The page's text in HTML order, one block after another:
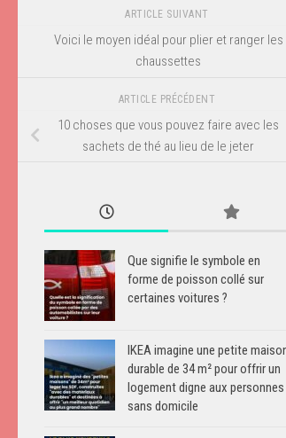
ARTICLE SUIVANT
Voici le moyen idéal pour plier et ranger les
chaussettes
ARTICLE PRÉCÉDENT
10 choses que vous pouvez faire avec les
sachets de thé au lieu de le jeter
Que signifie le symbole en
forme de poisson collé sur
certaines voitures ?
IKEA imagine une petite
durable de 34 m² pour offrir un
logement digne aux personnes
sans domicile